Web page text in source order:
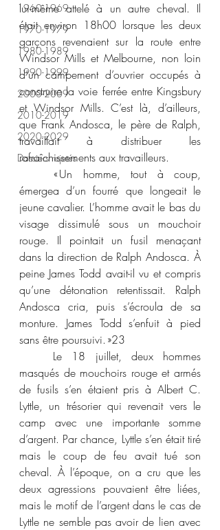
1960-1969
1970-1979
1980-1989
1990-1999
2000-2009
2010-2019
2020-2029
Dossiers rejetés
lui-même attelé à un autre cheval. Il
était environ 18h00 lorsque les deux
garçons revenaient sur la route entre
Windsor Mills et Melbourne, non loin
d’un campement d’ouvrier occupés à
construire la voie ferrée entre Kingsbury
et Windsor Mills. C’est là, d’ailleurs,
que Frank Andosca, le père de Ralph,
travaillait à distribuer les
rafraîchissements aux travailleurs.
	« Un homme, tout à coup,
émergea d’un fourré que longeait le
jeune cavalier. L’homme avait le bas du
visage dissimulé sous un mouchoir
rouge. Il pointait un fusil menaçant
dans la direction de Ralph Andosca. À
peine James Todd avait-il vu et compris
qu’une détonation retentissait. Ralph
Andosca cria, puis s’écroula de sa
monture. James Todd s’enfuit à pied
sans être poursuivi. »23
masqués de mouchoirs rouge et armés
de fusils s’en étaient pris à Albert C.
Lyttle, un trésorier qui revenait vers le
camp avec une importante somme
d’argent. Par chance, Lyttle s’en était tiré
mais le coup de feu avait tué son
cheval. À l’époque, on a cru que les
deux agressions pouvaient être liées,
mais le motif de l’argent dans le cas de
Lyttle ne semble pas avoir de lien avec